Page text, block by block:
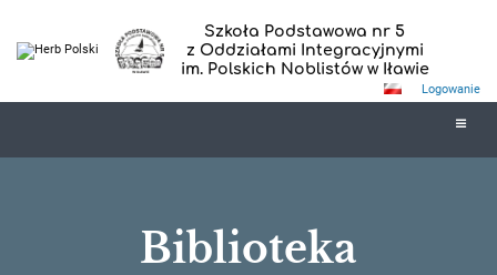
Szkoła Podstawowa nr 5
z Oddziałami Integracyjnymi
im. Polskich Noblistów w Iławie
Logowanie
Biblioteka